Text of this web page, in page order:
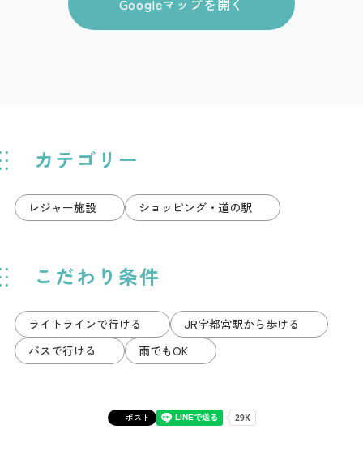
カテゴリー
レジャー施設 ショッピング・道の駅
こだわり条件
ライトラインで行ける
JR宇都宮駅から歩ける
バスで行ける
雨でもOK
ポスト
Googleマップを開く